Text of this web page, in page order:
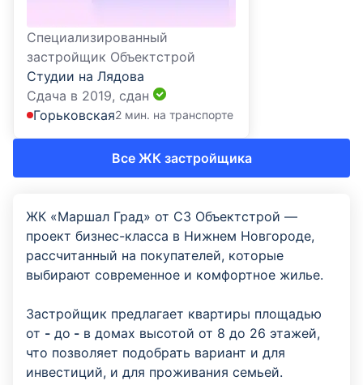
Специализированный
застройщик Объектстрой
Студии на Лядова
Сдача в 2019, сдан
Горьковская2 мин. на транспорте
Все ЖК застройщика
ЖК «Маршал Град» от СЗ Объектстрой —
проект бизнес-класса в Нижнем Новгороде,
рассчитанный на покупателей, которые
выбирают современное и комфортное жилье.
Застройщик предлагает квартиры площадью
от - до - в домах высотой от 8 до 26 этажей,
что позволяет подобрать вариант и для
инвестиций, и для проживания семьей.